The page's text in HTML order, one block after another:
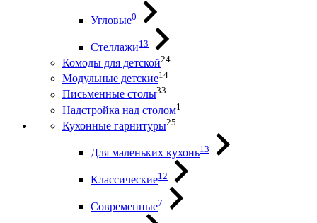
Угловые0
Стеллажи13
Комоды для детской24
Модульные детские14
Письменные столы33
Надстройка над столом1
Кухонные гарнитуры25
Для маленьких кухонь13
Классические12
Современные7